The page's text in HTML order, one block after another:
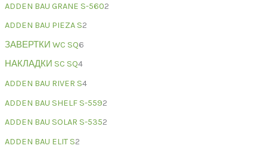
ADDEN BAU GRANE S-5602
ADDEN BAU PIEZA S2
ЗАВЕРТКИ WC SQ6
НАКЛАДКИ SC SQ4
ADDEN BAU RIVER S4
ADDEN BAU SHELF S-5592
ADDEN BAU SOLAR S-5352
ADDEN BAU ELIT S2